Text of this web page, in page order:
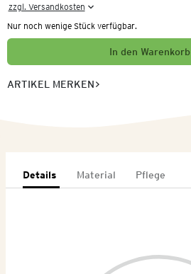
zzgl. Versandkosten
Nur noch wenige Stück verfügbar.
In den Warenkorb
ARTIKEL MERKEN
Details Material Pflege